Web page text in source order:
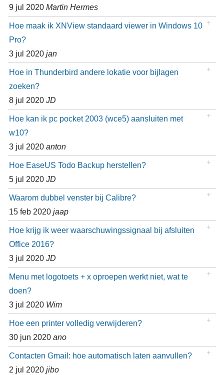
9 jul 2020 Martin Hermes
Hoe maak ik XNView standaard viewer in Windows 10
Pro?
3 jul 2020 jan
Hoe in Thunderbird andere lokatie voor bijlagen
zoeken?
8 jul 2020 JD
Hoe kan ik pc pocket 2003 (wce5) aansluiten met
w10?
3 jul 2020 anton
Hoe EaseUS Todo Backup herstellen?
5 jul 2020 JD
Waarom dubbel venster bij Calibre?
15 feb 2020 jaap
Hoe krijg ik weer waarschuwingssignaal bij afsluiten
Office 2016?
3 jul 2020 JD
Menu met logotoets + x oproepen werkt niet, wat te
doen?
3 jul 2020 Wim
Hoe een printer volledig verwijderen?
30 jun 2020 ano
Contacten Gmail: hoe automatisch laten aanvullen?
2 jul 2020 jibo